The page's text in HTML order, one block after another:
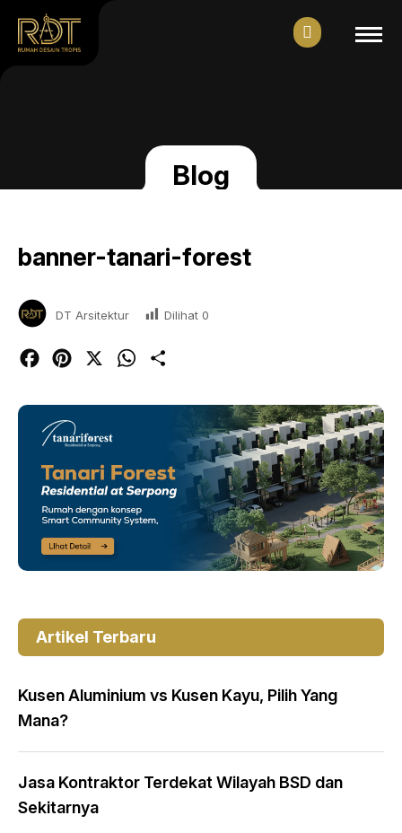
Blog
banner-tanari-forest
DT Arsitektur Dilihat 0
FacebookPinterest WhatsApp
Artikel Terbaru
Kusen Aluminium vs Kusen Kayu, Pilih Yang
Mana?
Jasa Kontraktor Terdekat Wilayah BSD dan
Sekitarnya